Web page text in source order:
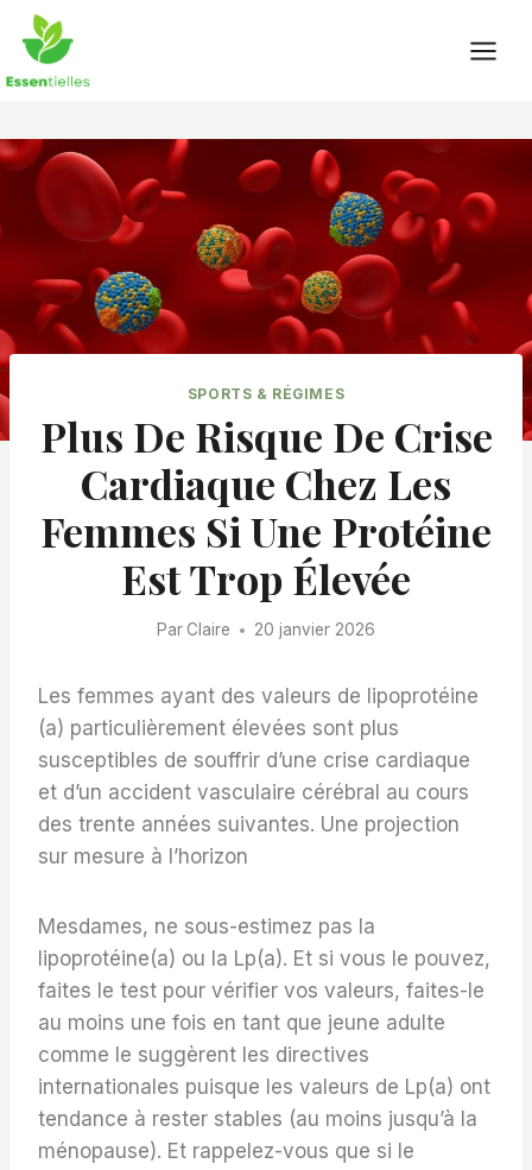
Skip
content
SPORTS & RÉGIMES
Plus De Risque De Crise
Cardiaque Chez Les
Femmes Si Une Protéine
Est Trop Élevée
Par Claire 20 janvier 2026
Les femmes ayant des valeurs de lipoprotéine
(a) particulièrement élevées sont plus
susceptibles de souffrir d’une crise cardiaque
et d’un accident vasculaire cérébral au cours
des trente années suivantes. Une projection
sur mesure à l’horizon
Mesdames, ne sous-estimez pas la
lipoprotéine(a) ou la Lp(a). Et si vous le pouvez,
faites le test pour vérifier vos valeurs, faites-le
au moins une fois en tant que jeune adulte
comme le suggèrent les directives
internationales puisque les valeurs de Lp(a) ont
tendance à rester stables (au moins jusqu’à la
ménopause). Et rappelez-vous que si le